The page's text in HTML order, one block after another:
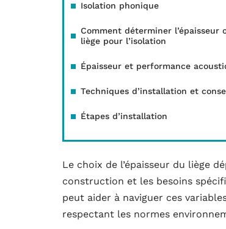
Isolation phonique
Comment déterminer l’épaisseur
liège pour l’isolation
Épaisseur et performance
Techniques d’installation et
Étapes d’installation
Le choix de l’épaisseur du liège
construction et les besoins
peut aider à naviguer ces
respectant les normes